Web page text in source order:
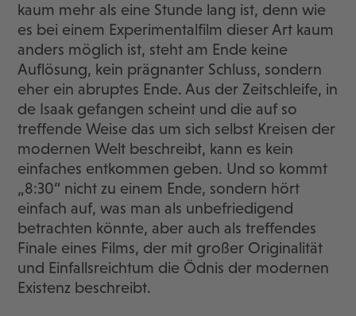
kaum mehr als eine Stunde lang ist, denn wie
es bei einem Experimentalfilm dieser Art kaum
anders möglich ist, steht am Ende keine
Auflösung, kein prägnanter Schluss, sondern
eher ein abruptes Ende. Aus der Zeitschleife, in
de Isaak gefangen scheint und die auf so
treffende Weise das um sich selbst Kreisen der
modernen Welt beschreibt, kann es kein
einfaches entkommen geben. Und so kommt
„8:30“ nicht zu einem Ende, sondern hört
einfach auf, was man als unbefriedigend
betrachten könnte, aber auch als treffendes
Finale eines Films, der mit großer Originalität
und Einfallsreichtum die Ödnis der modernen
Existenz beschreibt.